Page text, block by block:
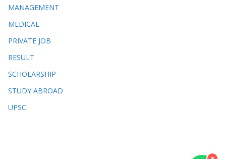
MANAGEMENT
MEDICAL
PRIVATE JOB
RESULT
SCHOLARSHIP
STUDY ABROAD
UPSC